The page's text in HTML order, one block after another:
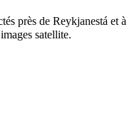
près de Reykjanestá
satellite.